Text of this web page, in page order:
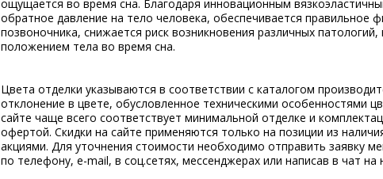
ощущается во время сна. Благодаря инновационным
обратное давление на тело человека, обеспечивается правильное
позвоночника, снижается риск возникновения различных
положением тела во время сна.
Цвета отделки указываются в соответствии с каталогом
отклонение в цвете, обусловленное техническими особенностями
сайте чаще всего соответствует минимальной отделке и
офертой. Скидки на сайте применяются только на позиции из
акциями. Для уточнения стоимости необходимо отправить заявку
по телефону, e-mail, в соц.сетях, мессенджерах или написав в чат на